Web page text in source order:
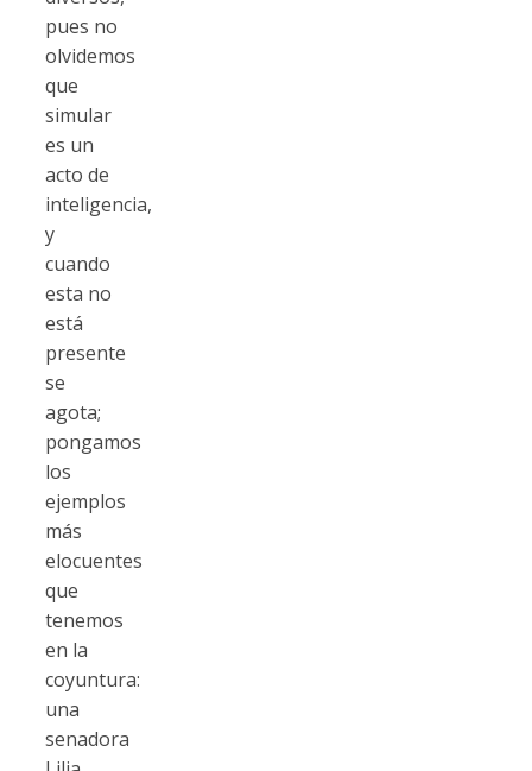
pues no
olvidemos
que
simular
es un
acto de
inteligencia,
y
cuando
esta no
está
presente
se
agota;
pongamos
los
ejemplos
más
elocuentes
que
tenemos
en la
coyuntura:
una
senadora